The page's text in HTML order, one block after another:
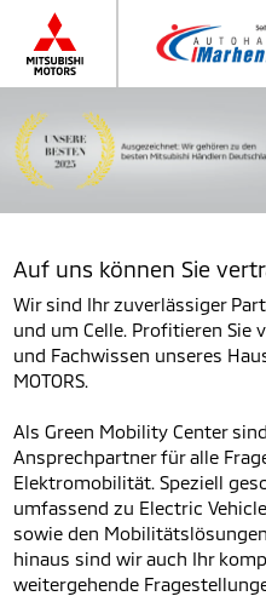
Auf uns können Sie
Wir sind Ihr zuverlässiger
und um Celle. Profitieren Sie
und Fachwissen unseres
MOTORS.
Als Green Mobility Center
Ansprechpartner für alle
Elektromobilität. Speziell
umfassend zu Electric
sowie den
hinaus sind wir auch Ihr
weitergehende